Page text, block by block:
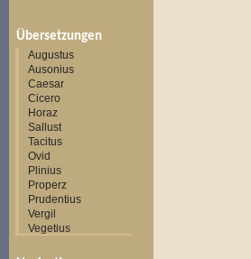
Übersetzungen
Augustus
Ausonius
Caesar
Cicero
Horaz
Sallust
Tacitus
Ovid
Plinius
Properz
Prudentius
Vergil
Vegetius